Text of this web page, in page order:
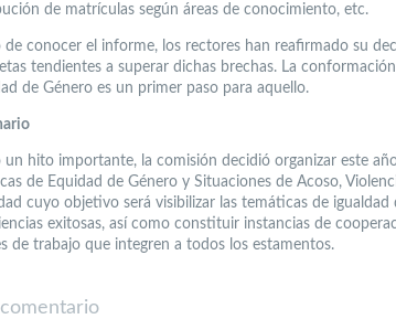
de matrículas según áreas de conocimiento, etc.
de conocer el informe, los rectores han reafirmado su
tendientes a superar dichas brechas. La
de Género es un primer paso para aquello.
un hito importante, la comisión decidió organizar este
de Equidad de Género y Situaciones de Acoso,
cuyo objetivo será visibilizar las temáticas de igualdad
exitosas, así como constituir instancias de
de trabajo que integren a todos los estamentos.